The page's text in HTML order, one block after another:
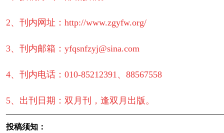
2、刊内网址：http://www.zgyfw.org/
3、刊内邮箱：yfqsnfzyj@sina.com
4、刊内电话：010-85212391、88567558
5、出刊日期：双月刊，逢双月出版。
投稿须知：